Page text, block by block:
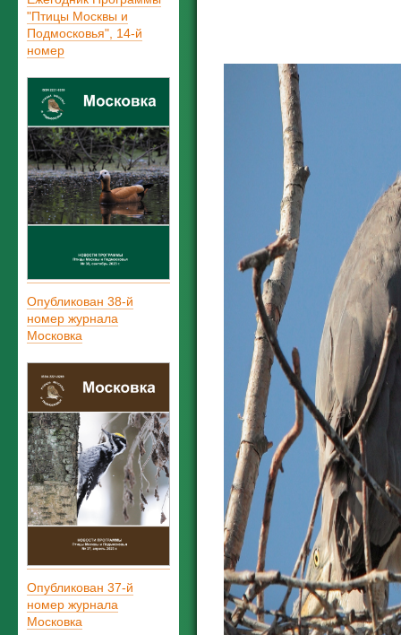
"Птицы Москвы и
Подмосковья", 14-й
номер
Опубликован 38-й
номер журнала
Московка
Опубликован 37-й
номер журнала
Московка